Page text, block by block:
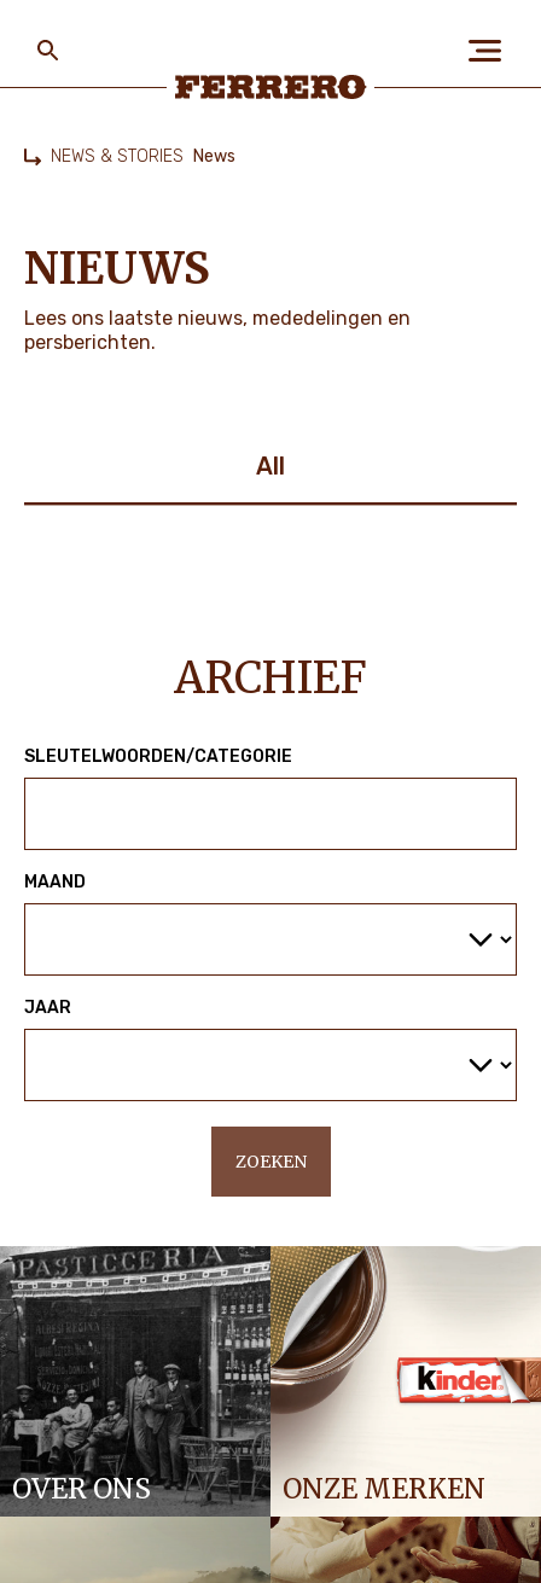
PEOPLE & PLANET
VACATURES
main
content
NEWS & STORIES News
NIEUWS
Lees ons laatste nieuws, mededelingen en
persberichten.
All
ARCHIEF
SLEUTELWOORDEN/CATEGORIE
MAAND
JAAR
ZOEKEN
OVER ONS ONZE MERKEN